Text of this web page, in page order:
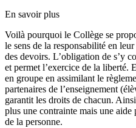
En savoir plus
Voilà pourquoi le Collège se
le sens de la responsabilité en
des devoirs. L’obligation de s’y
et permet l’exercice de la liberté.
en groupe en assimilant le
partenaires de l’enseignement
garantit les droits de chacun.
plus une contrainte mais une aide
de la personne.